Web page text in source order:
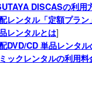
DISCASの利用
レンタル「定額プラ
レンタルとは]
DVD/CD 単品レンタル
ックレンタルの利用